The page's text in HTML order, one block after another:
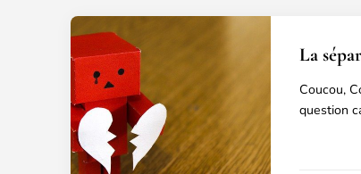
La
Coucou,
question